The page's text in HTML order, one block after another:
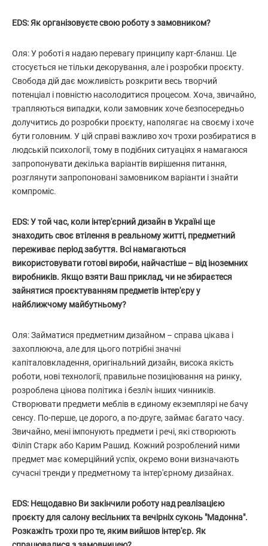
EDS: Як організовуєте свою роботу з замовником?
Оля: У роботі я надаю перевагу принципу карт-бланш. Це
стосується не тільки декорування, але і розробки проєкту.
Свобода дій дає можливість розкрити весь творчий
потенціал і повністю насолодитися процесом. Хоча, звичайно,
трапляються випадки, коли замовник хоче безпосередньо
долучитись до розробки проєкту, наполягає на своєму і хоче
бути головним. У цій справі важливо хоч трохи розбиратися в
людській психології, тому в подібних ситуаціях я намагаюся
запропонувати декілька варіантів вирішення питання,
розглянути запропоновані замовником варіанти і знайти
компроміс.
EDS: У той час, коли інтер'єрний дизайн в Україні ще
знаходить своє втілення в реальному житті, предметний
переживає період забуття. Всі намагаються
використовувати готові вироби, найчастіше– відіноземних
виробників. Якщо взяти Ваш приклад, чи не збираєтеся
зайнятися проєктуванням предметів інтер'єру у
найближчому майбутньому?
Оля: Займатися предметним дизайном – справа цікава і
захоплююча, але для цього потрібні значні
капіталовкладення, оригінальний дизайн, висока якість
роботи, нові технології, правильне позиціювання на ринку,
розроблена цінова політика і безліч інших чинників.
Створювати предмети меблів в єдиному екземплярі не бачу
сенсу. По-перше, це дорого, а по-друге, займає багато часу.
Звичайно, мені імпонують предмети і речі, які створюють
Філіп Старк або Карим Рашид. Кожний розроблений ними
предмет має комерційний успіх, окремо вони визначають
сучасні тренди у предметному та інтер'єрному дизайнах.
EDS: Нещодавно Ви закінчили роботу над реалізацією
проєкту для салону весільних та вечірніх суконь "Мадонна".
Розкажіть трохи про те, яким вийшов інтер'єр. Як